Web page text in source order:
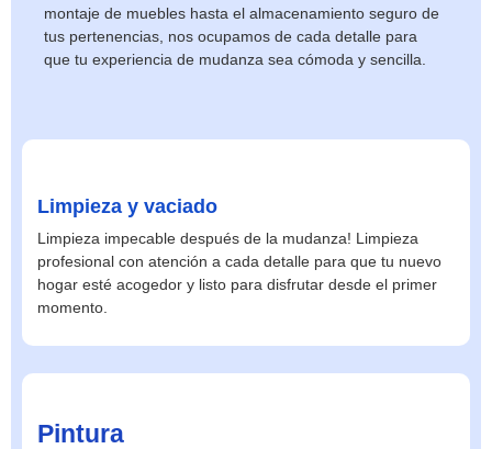
montaje de muebles hasta el almacenamiento seguro de
tus pertenencias, nos ocupamos de cada detalle para
que tu experiencia de mudanza sea cómoda y sencilla.
Limpieza y vaciado
Limpieza impecable después de la mudanza! Limpieza
profesional con atención a cada detalle para que tu nuevo
hogar esté acogedor y listo para disfrutar desde el primer
momento.
Pintura